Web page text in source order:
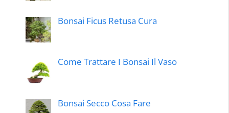
Bonsai Ficus Retusa Cura
Come Trattare I Bonsai Il Vaso
Bonsai Secco Cosa Fare